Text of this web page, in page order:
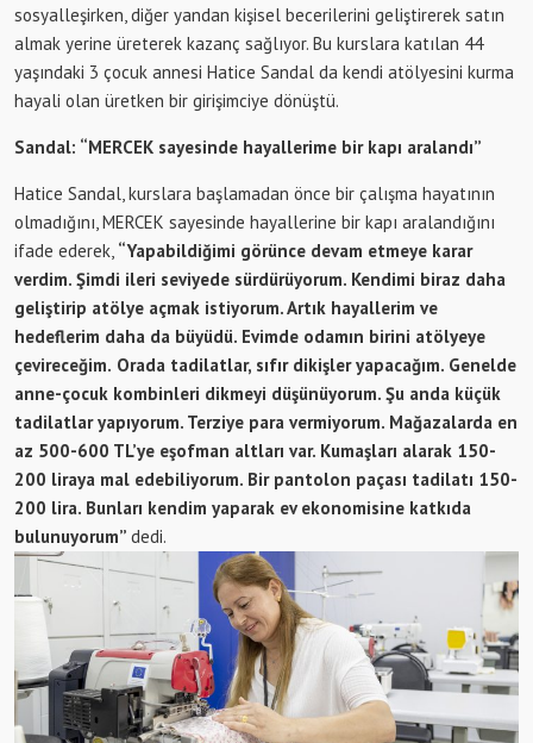
sosyalleşirken, diğer yandan kişisel becerilerini geliştirerek satın
almak yerine üreterek kazanç sağlıyor. Bu kurslara katılan 44
yaşındaki 3 çocuk annesi Hatice Sandal da kendi atölyesini kurma
hayali olan üretken bir girişimciye dönüştü.
Sandal: “MERCEK sayesinde hayallerime bir kapı aralandı”
Hatice Sandal, kurslara başlamadan önce bir çalışma hayatının
olmadığını, MERCEK sayesinde hayallerine bir kapı aralandığını
ifade ederek, “Yapabildiğimi görünce devam etmeye karar
verdim. Şimdi ileri seviyede sürdürüyorum. Kendimi biraz daha
geliştirip atölye açmak istiyorum. Artık hayallerim ve
hedeflerim daha da büyüdü. Evimde odamın birini atölyeye
çevireceğim. Orada tadilatlar, sıfır dikişler yapacağım. Genelde
anne-çocuk kombinleri dikmeyi düşünüyorum. Şu anda küçük
tadilatlar yapıyorum. Terziye para vermiyorum. Mağazalarda en
az 500-600 TL’ye eşofman altları var. Kumaşları alarak 150-
200 liraya mal edebiliyorum. Bir pantolon paçası tadilatı 150-
200 lira. Bunları kendim yaparak ev ekonomisine katkıda
bulunuyorum” dedi.